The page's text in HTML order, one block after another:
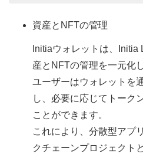
資産とNFTの管理
Initiaウォレットは、
産とNFTの管理を一元化
ユーザーはウォレットを
し、必要に応じてトーク
ことができます。
これにより、分散型アプ
クチェーンプロジェクト